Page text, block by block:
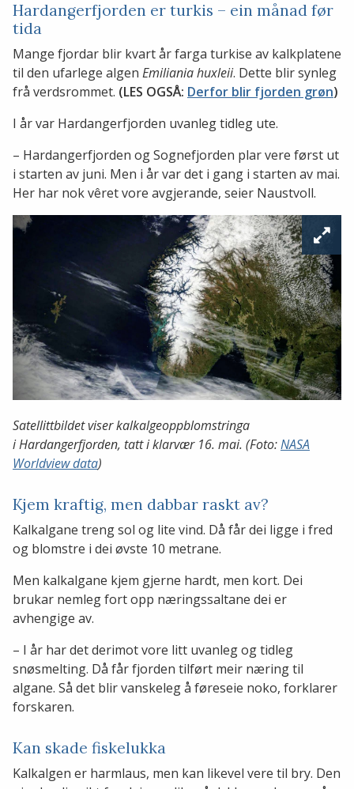
Hardangerfjorden er turkis – ein månad før
tida
Mange fjordar blir kvart år farga turkise av kalkplatene
til den ufarlege algen Emiliania huxleii. Dette blir synleg
frå verdsrommet. (LES OGSÅ: Derfor blir fjorden grøn)
I år var Hardangerfjorden uvanleg tidleg ute.
– Hardangerfjorden og Sognefjorden plar vere først ut
i starten av juni. Men i år var det i gang i starten av mai.
Her har nok vêret vore avgjerande, seier Naustvoll.
Satellittbildet viser kalkalgeoppblomstringa
i Hardangerfjorden, tatt i klarvær 16. mai. (Foto:NASA
Worldview data)
Kjem kraftig, men dabbar raskt av?
Kalkalgane treng sol og lite vind. Då får dei ligge i fred
og blomstre i dei øvste 10 metrane.
Men kalkalgane kjem gjerne hardt, men kort. Dei
brukar nemleg fort opp næringssaltane dei er
avhengige av.
– I år har det derimot vore litt uvanleg og tidleg
snøsmelting. Då får fjorden tilført meir næring til
algane. Så det blir vanskeleg å føreseie noko, forklarer
forskaren.
Kan skade fiskelukka
Kalkalgen er harmlaus, men kan likevel vere til bry. Den